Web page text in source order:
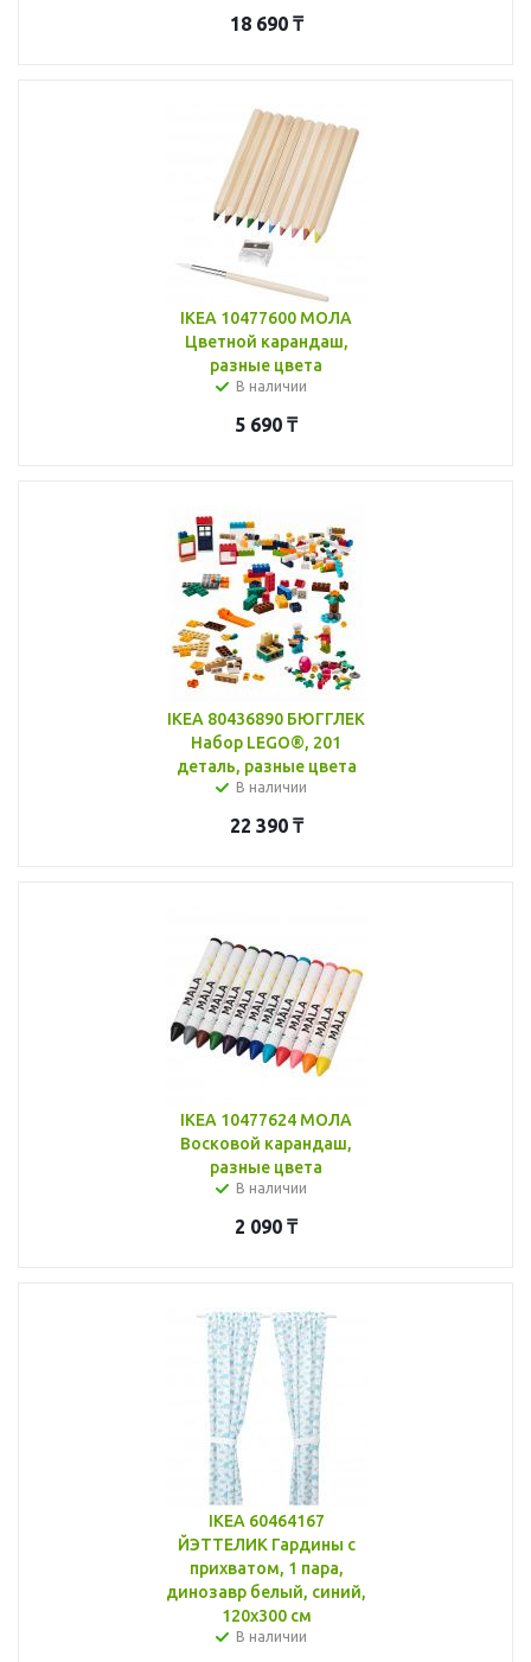
18 690₸
IKEA 10477600 МОЛА
Цветной карандаш,
разные цвета
В наличии
5 690 ₸
IKEA 80436890 БЮГГЛЕК
Набор LEGO®, 201
деталь, разные цвета
В наличии
22 390₸
IKEA 10477624 МОЛА
Восковой карандаш,
разные цвета
В наличии
2 090 ₸
IKEA 60464167
ЙЭТТЕЛИК Гардины с
прихватом, 1 пара,
динозавр белый, синий,
120x300 см
В наличии